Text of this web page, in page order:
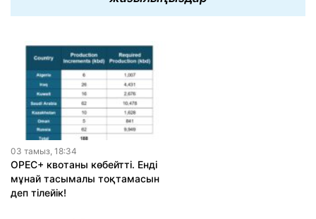
03 тамыз, 18:34
OPEC+ квотаны көбейтті. Енді
мұнай тасымалы тоқтамасын
деп тілейік!